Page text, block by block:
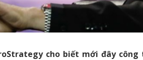
cho biết mới đây công